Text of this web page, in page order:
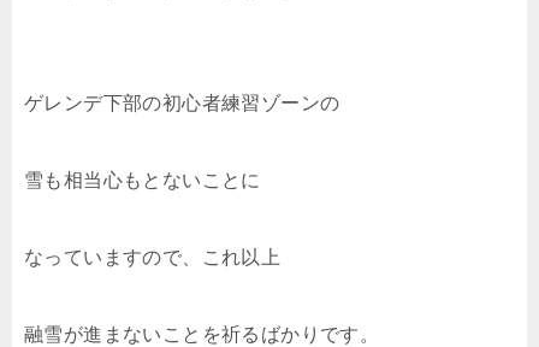
ゲレンデ下部の初心者練習ゾーンの
雪も相当心もとないことに
なっていますので、これ以上
融雪が進まないことを祈るばかりです。